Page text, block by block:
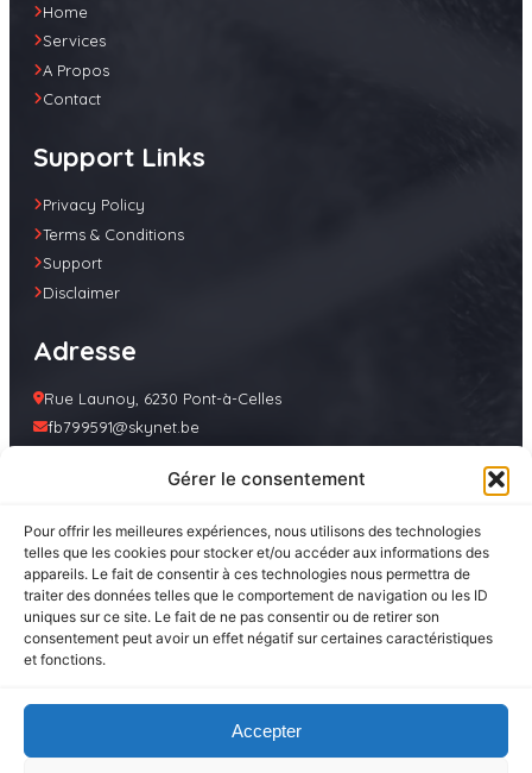
Gérer le consentement
Pour offrir les meilleures expériences, nous utilisons des technologies
telles que les cookies pour stocker et/ou accéder aux informations des
appareils. Le fait de consentir à ces technologies nous permettra de
traiter des données telles que le comportement de navigation ou les ID
uniques sur ce site. Le fait de ne pas consentir ou de retirer son
consentement peut avoir un effet négatif sur certaines caractéristiques
et fonctions.
Accepter
Home
Services
A Propos
Contact
Support Links
Privacy Policy
Terms & Conditions
Support
Disclaimer
Adresse
Rue Launoy, 6230 Pont-à-Celles
fb799591@skynet.be
Lun – Ven  12-20 Sam-Dim 12-16